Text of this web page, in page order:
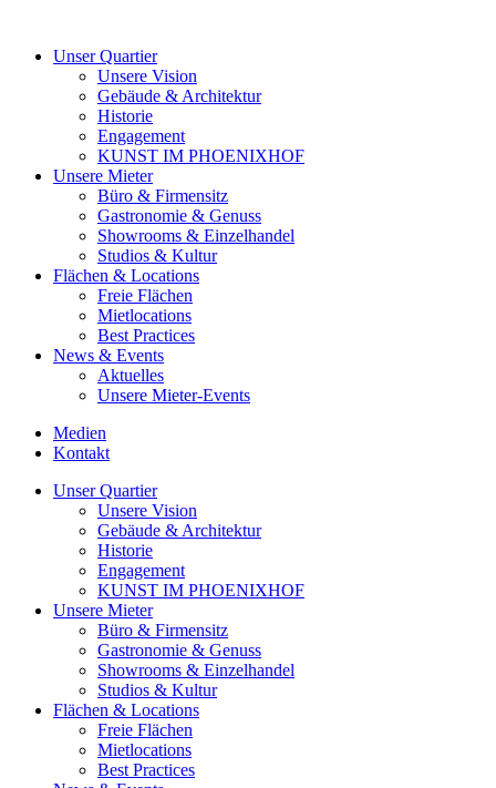
Unser Quartier
Unsere Vision
Gebäude & Architektur
Historie
Engagement
KUNST IM PHOENIXHOF
Unsere Mieter
Büro & Firmensitz
Gastronomie & Genuss
Showrooms & Einzelhandel
Studios & Kultur
Flächen & Locations
Freie Flächen
Mietlocations
Best Practices
News & Events
Aktuelles
Unsere Mieter-Events
Medien
Kontakt
Unser Quartier
Unsere Vision
Gebäude & Architektur
Historie
Engagement
KUNST IM PHOENIXHOF
Unsere Mieter
Büro & Firmensitz
Gastronomie & Genuss
Showrooms & Einzelhandel
Studios & Kultur
Flächen & Locations
Freie Flächen
Mietlocations
Best Practices